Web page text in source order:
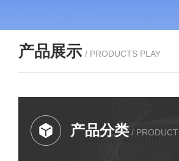
产品展示 / PRODUCTS PLAY
产品分类 / PRODUCT